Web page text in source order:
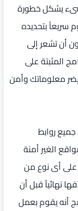
شىء يشكل خطورة
سريعاً بتحديده
أن تشعر إلى
المثبتة على
معلوماتك وأمن
روابط
الغير أمنة
على أى نوع من
نهائياً قبل أن
أنه يقوم بعمل